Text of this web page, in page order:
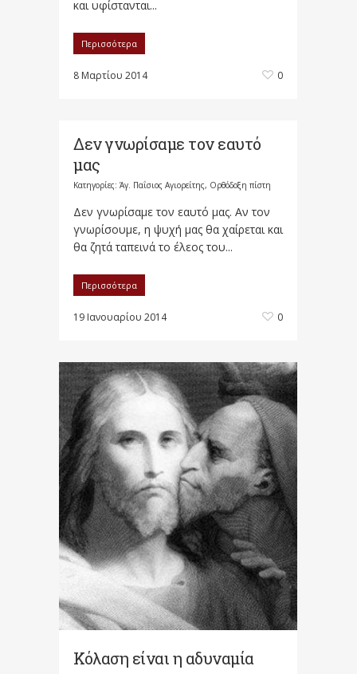
και υφίστανται...
Περισσότερα
8 Μαρτίου 2014 0
Δεν γνωρίσαμε τον εαυτό
μας
Κατηγορίες: Άγ. Παΐσιος Αγιορείτης, Ορθόδοξη πίστη
Δεν γνωρίσαμε τον εαυτό μας. Αν τον
γνωρίσουμε, η ψυχή μας θα χαίρεται και
θα ζητά ταπεινά το έλεος του...
Περισσότερα
19 Ιανουαρίου 2014 0
Κόλαση είναι η αδυναμία